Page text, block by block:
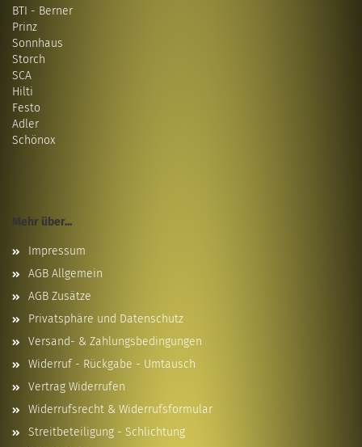
BTI - Berner
Prinz
Sonnhaus
Storch
SCA
Hilti
Festo
Adler
Schönox
Mehr über...
Impressum
AGB Allgemein
AGB Zusätze
Privatsphäre und Datenschutz
Versand- & Zahlungsbedingungen
Widerruf - Rückgabe - Umtausch
Vertrag Widerrufen
Widerrufsrecht & Widerrufsformular
Streitbeteiligung - Schlichtung